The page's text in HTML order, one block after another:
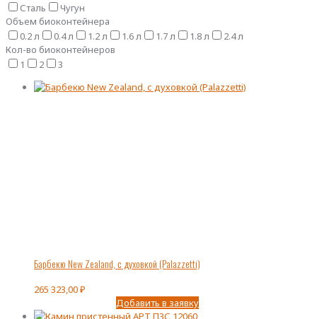
Сталь
Чугун
Объем биоконтейнера
0.2 л
0.4 л 1.2 л 1.6 л 1.7 л 1.8 л
2.4 л
Кол-во биоконтейнеров
1
2 3
Барбекю New Zealand, с духовкой (Palazzetti)
265 323,00₽
Добавить в заявку